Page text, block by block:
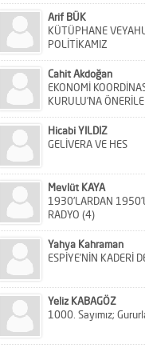
Arif BÜK
KÜTÜPHANE
POLİTİKAMIZ
Cahit Akdoğan
EKONOMİ
KURULU’NA
Hicabi YILDIZ
GELİVERA VE HES
Mevlüt KAYA
1930’LARDAN
RADYO (4)
Yahya Kahraman
ESPİYE’NİN KADERİ
Yeliz KABAGÖZ
1000. Sayımız;